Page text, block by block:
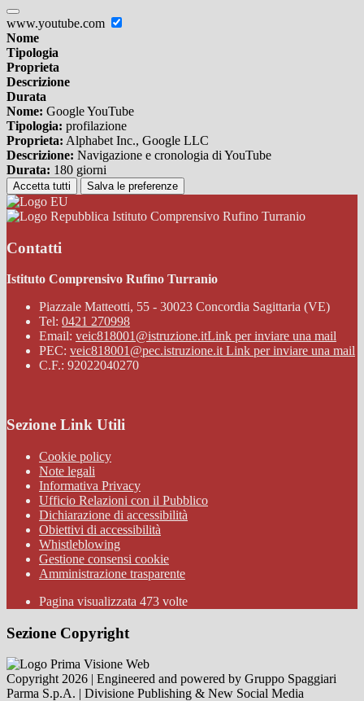
www.youtube.com
Nome
Tipologia
Proprieta
Descrizione
Durata
Nome: Google YouTube
Tipologia: profilazione
Proprieta: Alphabet Inc., Google LLC
Descrizione: Navigazione e cronologia di YouTube
Durata: 180 giorni
Accetta tutti Salva le preferenze
Istituto Comprensivo Rufino Turranio
Contatti
Istituto Comprensivo Rufino Turranio
Piazzale Matteotti, 55 - 30023 Concordia Sagittaria (VE)
Tel: 0421 270998
Email: veic818001@istruzione.itLink per inviare una mail
PEC: veic818001@pec.istruzione.it Link per inviare una mail
C.F.: 92022040270
Sezione Link Utili
Cookie policy
Note legali
Informativa Privacy
Ufficio Relazioni con il Pubblico
Dichiarazione di accessibilità
Obiettivi di accessibilità
Whistleblowing
Gestione consensi cookie
Amministrazione trasparente
Pagina visualizzata 473 volte
Sezione Copyright
Copyright 2026 | Engineered and powered by Gruppo Spaggiari
Parma S.p.A. | Divisione Publishing & New Social Media